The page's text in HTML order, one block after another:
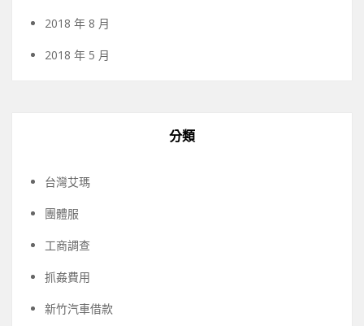
2018 年 8 月
2018 年 5 月
分類
台灣艾瑪
團體服
工商調查
抓姦費用
新竹汽車借款